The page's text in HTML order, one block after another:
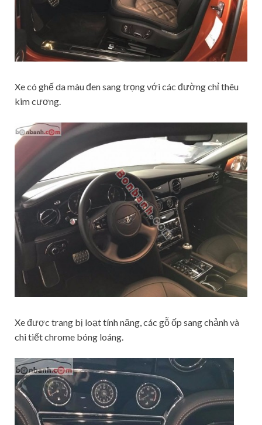
Xe có ghế da màu đen sang trọng với các đường chỉ thêu
kim cương.
Xe được trang bị loạt tính năng, các gỗ ốp sang chảnh và
chi tiết chrome bóng loáng.